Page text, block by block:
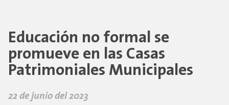
Educación no formal se
promueve en las Casas
Patrimoniales Municipales
22 de junio del 2023